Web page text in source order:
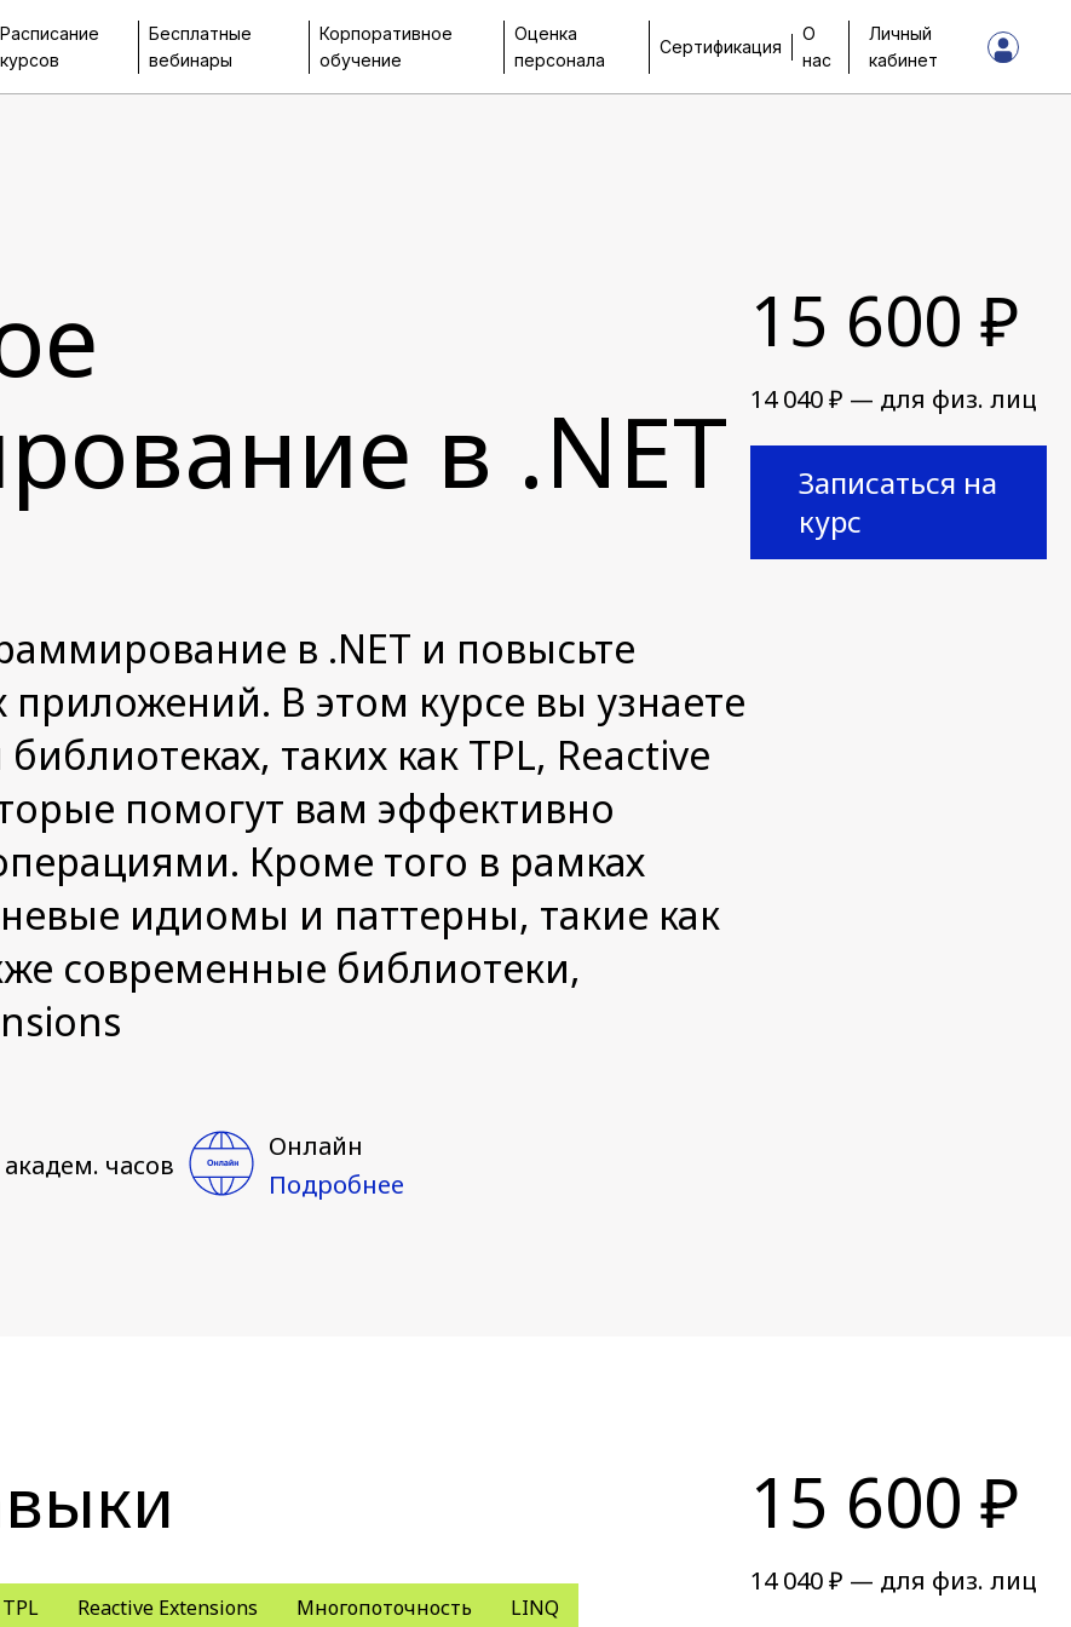
Расписание
курсов
Бесплатные
вебинары
Корпоративное
обучение
Оценка
персонала
Сертификация
О
нас
Личный
кабинет
в .NET
в .NET и повысьте
В этом курсе вы узнаете
таких как TPL, Reactive
помогут вам эффективно
Кроме того в рамках
идиомы и паттерны, такие как
современные библиотеки,
академ. часов
Онлайн
Подробнее
15 600 ₽
14 040 ₽ — для физ. лиц
Записаться на
курс
TPL Reactive Extensions Многопоточность LINQ
15 600 ₽
14 040 ₽ — для физ. лиц